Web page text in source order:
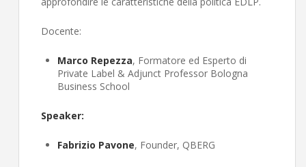
Docente:
Marco Repezza, Formatore ed Esperto di
Private Label & Adjunct Professor Bologna
Business School
Speaker:
Fabrizio Pavone, Founder, QBERG